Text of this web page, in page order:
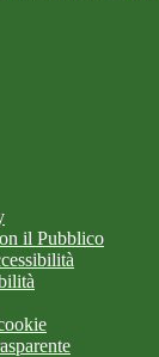
il Pubblico